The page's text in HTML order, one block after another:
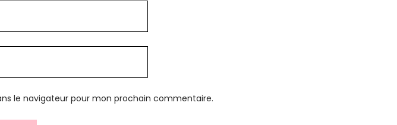
le navigateur pour mon prochain commentaire.